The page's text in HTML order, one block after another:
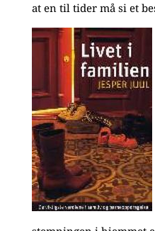
at en til tider må si et